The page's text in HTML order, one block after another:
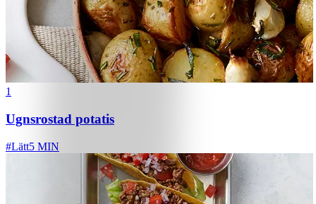
1
Ugnsrostad potatis
#Lätt5 MIN